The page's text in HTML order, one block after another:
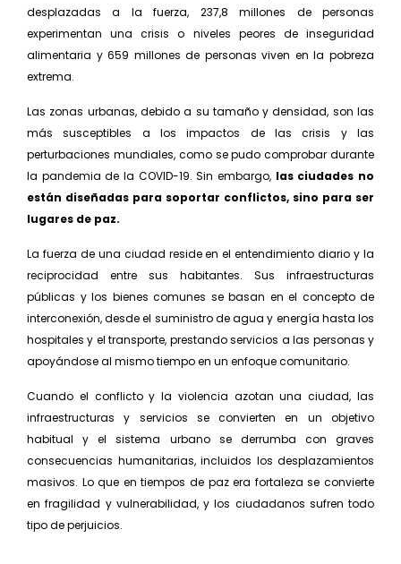
desplazadas a la fuerza, 237,8 millones de personas
experimentan una crisis o niveles peores de inseguridad
alimentaria y 659 millones de personas viven en la pobreza
extrema.
Las zonas urbanas, debido a su tamaño y densidad, son las
más susceptibles a los impactos de las crisis y las
perturbaciones mundiales, como se pudo compro­bar durante
la pandemia de la COVID-19. Sin embargo, las ciudades no
están diseñadas para soportar conflictos, sino para ser
lugares de paz.
La fuerza de una ciudad reside en el entendimiento diario y la
reciprocidad entre sus habitantes. Sus in­fraestructuras
públicas y los bienes comunes se basan en el concepto de
interconexión, desde el suministro de agua y energía hasta los
hospitales y el transporte, prestando servicios a las personas y
apoyándose al mismo tiempo en un enfoque comunitario.
Cuando el conflicto y la violencia azotan una ciudad, las
infraestructuras y servicios se convierten en un objetivo
habitual y el sistema urbano se derrumba con graves
consecuencias humanitarias, incluidos los des­plazamientos
masivos. Lo que en tiempos de paz era fortaleza se convierte
en fragilidad y vulnerabilidad, y los ciudadanos sufren todo
tipo de perjuicios.